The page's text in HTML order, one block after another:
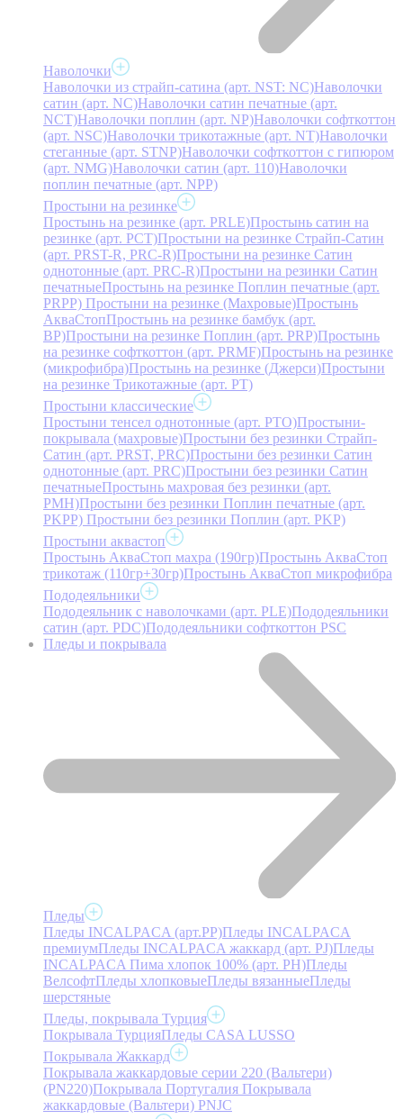
Наволочки
Наволочки из страйп-сатина (арт. NST: NC)Наволочки
сатин (арт. NC)Наволочки сатин печатные (арт.
NCT)Наволочки поплин (арт. NP)Наволочки софткоттон
(арт. NSC)Наволочки трикотажные (арт. NT)Наволочки
стеганные (арт. STNP)Наволочки софткоттон с гипюром
(арт. NMG)Наволочки сатин (арт. 110)Наволочки
поплин печатные (арт. NPP)
Простыни на резинке
Простынь на резинке (арт. PRLE)Простынь сатин на
резинке (арт. PCT)Простыни на резинке Страйп-Сатин
(арт. PRST-R, PRC-R)Простыни на резинке Сатин
однотонные (арт. PRC-R)Простыни на резинки Сатин
печатныеПростынь на резинке Поплин печатные (арт.
PRPP) Простыни на резинке (Махровые)Простынь
АкваСтопПростынь на резинке бамбук (арт.
BP)Простыни на резинке Поплин (арт. PRP)Простынь
на резинке софткоттон (арт. PRMF)Простынь на резинке
(микрофибра)Простынь на резинке (Джерси)Простыни
на резинке Трикотажные (арт. РТ)
Простыни классические
Простыни тенсел однотонные (арт. PTO)Простыни-
покрывала (махровые)Простыни без резинки Страйп-
Сатин (арт. PRST, PRC)Простыни без резинки Сатин
однотонные (арт. PRC)Простыни без резинки Сатин
печатныеПростынь махровая без резинки (арт.
PMH)Простыни без резинки Поплин печатные (арт.
PKPP) Простыни без резинки Поплин (арт. PKP)
Простыни аквастоп
Простынь АкваСтоп махра (190гр)Простынь АкваСтоп
трикотаж (110гр+30гр)Простынь АкваСтоп микрофибра
Пододеяльники
Пододеяльник с наволочками (арт. PLE)Пододеяльники
сатин (арт. PDC)Пододеяльники софткоттон PSC
Пледы и покрывала
Пледы
Пледы INCALPACA (арт.PP)Пледы INCALPACA
премиумПледы INCALPACA жаккард (арт. PJ)Пледы
INCALPACA Пима хлопок 100% (арт. PH)Пледы
ВелсофтПледы хлопковыеПледы вязанныеПледы
шерстяные
Пледы, покрывала Турция
Покрывала ТурцияПледы CASA LUSSO
Покрывала Жаккард
Покрывала жаккардовые серии 220 (Вальтери)
(PN220)Покрывала Португалия Покрывала
жаккардовые (Вальтери) PNJC